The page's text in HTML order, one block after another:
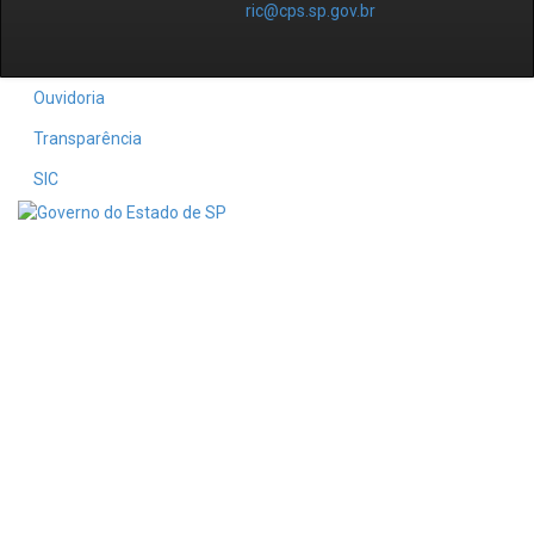
ric@cps.sp.gov.br
Ouvidoria
Transparência
SIC